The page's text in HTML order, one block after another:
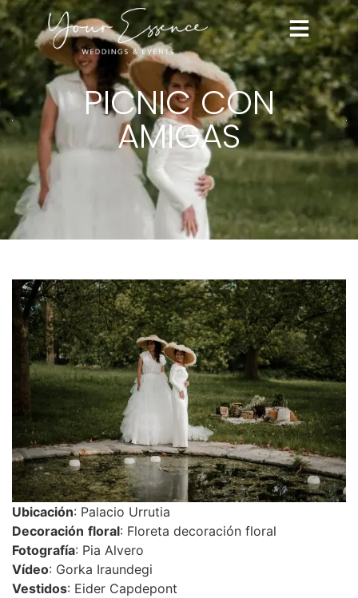
PICNIC CON
AMIGAS
Ubicación: Palacio Urrutia
Decoración floral: Floreta decoración floral
Fotografía: Pia Alvero
Vídeo: Gorka Iraundegi
Vestidos: Eider Capdepont